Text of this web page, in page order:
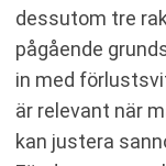
dessutom tre
pågående
in med
är relevant när
kan justera